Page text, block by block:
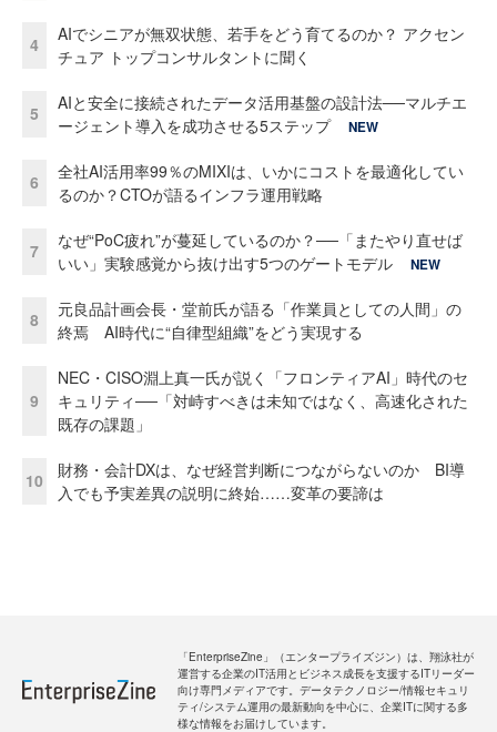
4
AIでシニアが無双状態、若手をどう育てるのか？ アクセン
チュア トップコンサルタントに聞く
5
AIと安全に接続されたデータ活用基盤の設計法──マルチエ
ージェント導入を成功させる5ステップ
NEW
6
全社AI活用率99％のMIXIは、いかにコストを最適化してい
るのか？CTOが語るインフラ運用戦略
7
なぜ“PoC疲れ”が蔓延しているのか？──「またやり直せば
いい」実験感覚から抜け出す5つのゲートモデル
NEW
8
元良品計画会長・堂前氏が語る「作業員としての人間」の
終焉 AI時代に“自律型組織”をどう実現する
9
NEC・CISO淵上真一氏が説く「フロンティアAI」時代のセ
キュリティ──「対峙すべきは未知ではなく、高速化された
既存の課題」
10
財務・会計DXは、なぜ経営判断につながらないのか BI導
入でも予実差異の説明に終始……変革の要諦は
「EnterpriseZine」（エンタープライズジン）は、翔泳社が
運営する企業のIT活用とビジネス成長を支援するITリーダー
向け専門メディアです。データテクノロジー/情報セキュリ
ティ/システム運用の最新動向を中心に、企業ITに関する多
様な情報をお届けしています。